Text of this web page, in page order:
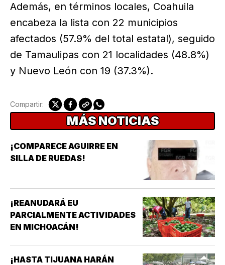
Además, en términos locales, Coahuila
encabeza la lista con 22 municipios
afectados (57.9% del total estatal), seguido
de Tamaulipas con 21 localidades (48.8%)
y Nuevo León con 19 (37.3%).
Compartir:
MÁS NOTICIAS
¡COMPARECE AGUIRRE EN
SILLA DE RUEDAS!
¡REANUDARÁ EU
PARCIALMENTE ACTIVIDADES
EN MICHOACÁN!
¡HASTA TIJUANA HARÁN